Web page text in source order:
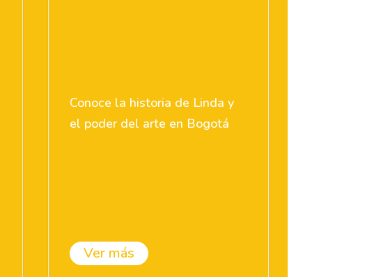
Conoce la historia de Linda y
el poder del arte en Bogotá
Ver más